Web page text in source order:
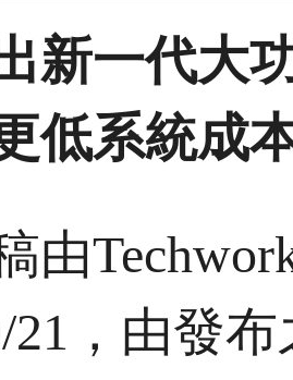
新一代大
低系統成
由
21，由發